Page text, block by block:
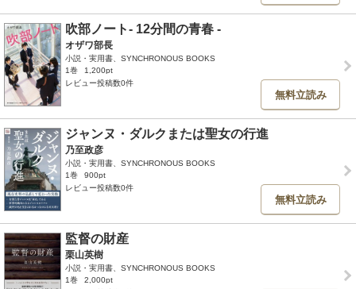
吹部ノート- 12分間の青春 -
オザワ部長
小説・実用書、SYNCHRONOUS BOOKS
1巻
1,200pt
レビュー投稿数0件
無料立読み
ジャンヌ・ダルクまたは聖女の行進
乃至政彦
小説・実用書、SYNCHRONOUS BOOKS
1巻
900pt
レビュー投稿数0件
無料立読み
監督の財産
栗山英樹
小説・実用書、SYNCHRONOUS BOOKS
1巻
2,000pt